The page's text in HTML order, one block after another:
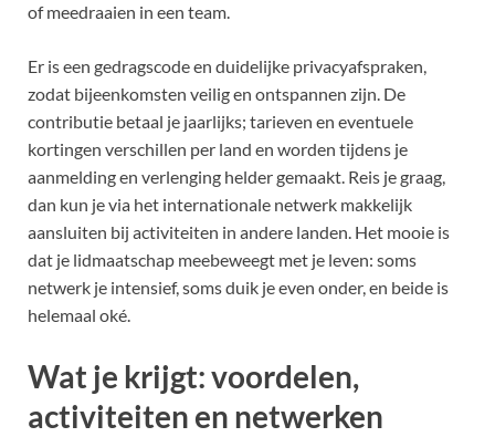
of meedraaien in een team.
Er is een gedragscode en duidelijke privacyafspraken,
zodat bijeenkomsten veilig en ontspannen zijn. De
contributie betaal je jaarlijks; tarieven en eventuele
kortingen verschillen per land en worden tijdens je
aanmelding en verlenging helder gemaakt. Reis je graag,
dan kun je via het internationale netwerk makkelijk
aansluiten bij activiteiten in andere landen. Het mooie is
dat je lidmaatschap meebeweegt met je leven: soms
netwerk je intensief, soms duik je even onder, en beide is
helemaal oké.
Wat je krijgt: voordelen,
activiteiten en netwerken